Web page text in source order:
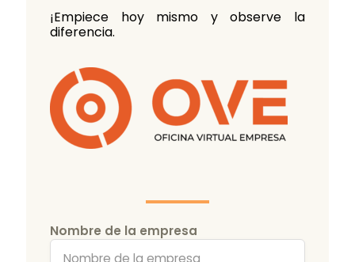
¡Empiece hoy mismo y observe la
diferencia.
Nombre de la empresa